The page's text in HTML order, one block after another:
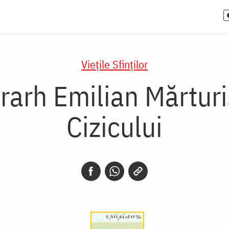
Vieţile Sfinţilor
Emilian
Cizicului